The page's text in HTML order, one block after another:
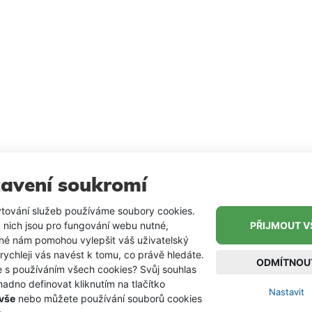
soukromí
služeb používáme soubory cookies.
nich jsou pro fungování webu nutné,
nám pomohou vylepšit váš uživatelský
vás navést k tomu, co právě hledáte.
s používáním všech cookies? Svůj souhlas
definovat kliknutím na tlačítko
nebo můžete používání souborů cookies
PŘIJMOUT
Nastavit